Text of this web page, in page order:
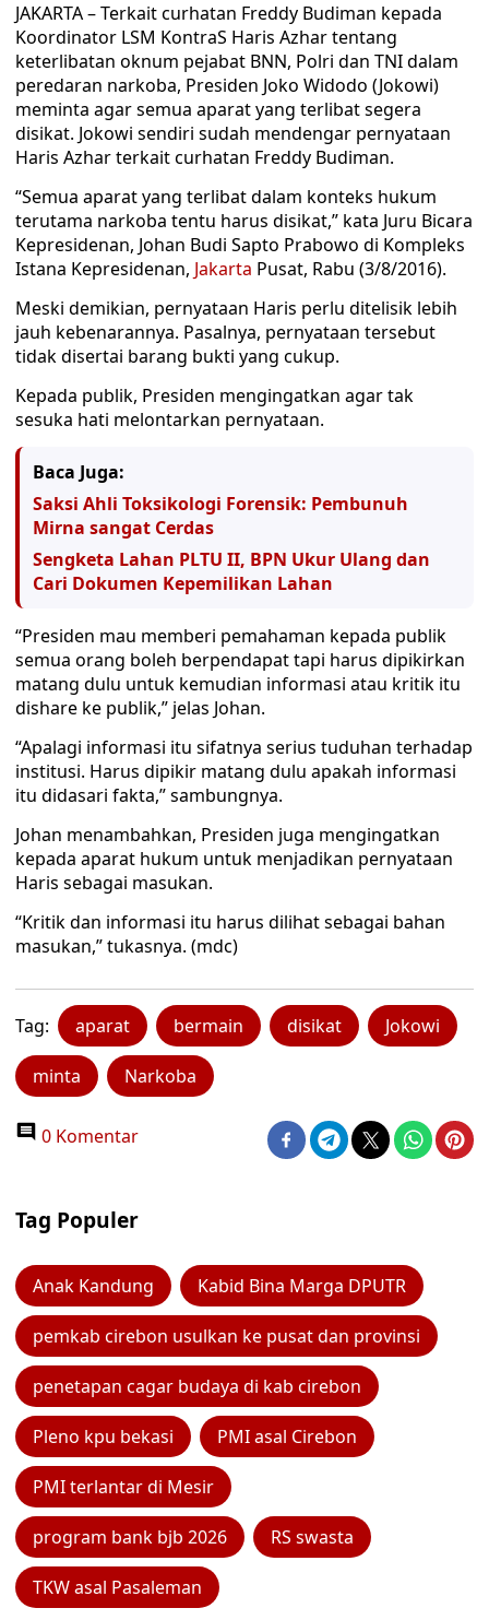
JAKARTA – Terkait curhatan Freddy Budiman kepada
Koordinator LSM KontraS Haris Azhar tentang
keterlibatan oknum pejabat BNN, Polri dan TNI dalam
peredaran narkoba, Presiden Joko Widodo (Jokowi)
meminta agar semua aparat yang terlibat segera
disikat. Jokowi sendiri sudah mendengar pernyataan
Haris Azhar terkait curhatan Freddy Budiman.
“Semua aparat yang terlibat dalam konteks hukum
terutama narkoba tentu harus disikat,” kata Juru Bicara
Kepresidenan, Johan Budi Sapto Prabowo di Kompleks
Istana Kepresidenan, Jakarta Pusat, Rabu (3/8/2016).
Meski demikian, pernyataan Haris perlu ditelisik lebih
jauh kebenarannya. Pasalnya, pernyataan tersebut
tidak disertai barang bukti yang cukup.
Kepada publik, Presiden mengingatkan agar tak
sesuka hati melontarkan pernyataan.
Baca Juga:
Saksi Ahli Toksikologi Forensik: Pembunuh
Mirna sangat Cerdas
Sengketa Lahan PLTU II, BPN Ukur Ulang dan
Cari Dokumen Kepemilikan Lahan
“Presiden mau memberi pemahaman kepada publik
semua orang boleh berpendapat tapi harus dipikirkan
matang dulu untuk kemudian informasi atau kritik itu
dishare ke publik,” jelas Johan.
“Apalagi informasi itu sifatnya serius tuduhan terhadap
institusi. Harus dipikir matang dulu apakah informasi
itu didasari fakta,” sambungnya.
Johan menambahkan, Presiden juga mengingatkan
kepada aparat hukum untuk menjadikan pernyataan
Haris sebagai masukan.
“Kritik dan informasi itu harus dilihat sebagai bahan
masukan,” tukasnya. (mdc)
Tag: aparat bermain disikat Jokowi
minta Narkoba
0 Komentar
Tag Populer
Anak Kandung Kabid Bina Marga DPUTR
pemkab cirebon usulkan ke pusat dan provinsi
penetapan cagar budaya di kab cirebon
Pleno kpu bekasi PMI asal Cirebon
PMI terlantar di Mesir
program bank bjb 2026 RS swasta
TKW asal Pasaleman